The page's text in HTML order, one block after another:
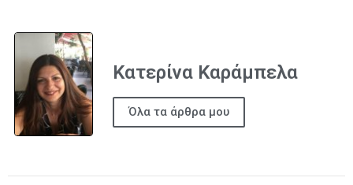
Κατερίνα Καράμπελα
Όλα τα άρθρα μου